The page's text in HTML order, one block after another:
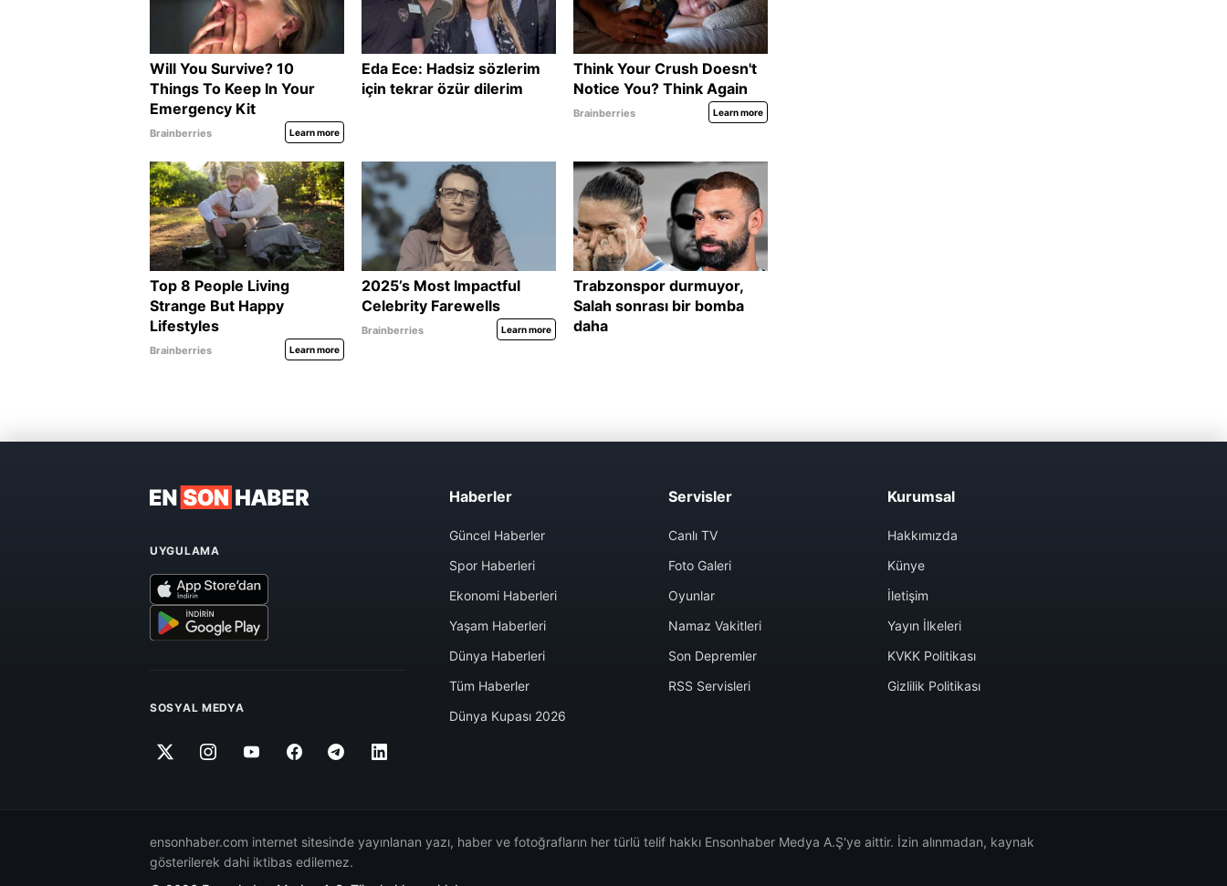
UYGULAMA
SOSYAL MEDYA
Haberler
Güncel Haberler
Spor Haberleri
Ekonomi Haberleri
Yaşam Haberleri
Dünya Haberleri
Tüm Haberler
Dünya Kupası 2026
Servisler
Canlı TV
Foto Galeri
Oyunlar
Namaz Vakitleri
Son Depremler
RSS Servisleri
Kurumsal
Hakkımızda
Künye
İletişim
Yayın İlkeleri
KVKK Politikası
Gizlilik Politikası
ensonhaber.com internet sitesinde yayınlanan yazı, haber ve fotoğrafların her türlü telif hakkı Ensonhaber Medya A.Ş'ye aittir. İzin alınmadan, kaynak
gösterilerek dahi iktibas edilemez.